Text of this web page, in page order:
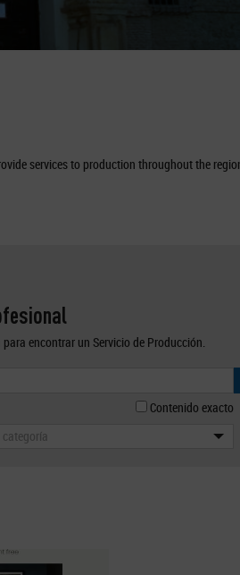
services to production throughout the
encontrar un Servicio de Producción.
Contenido exacto